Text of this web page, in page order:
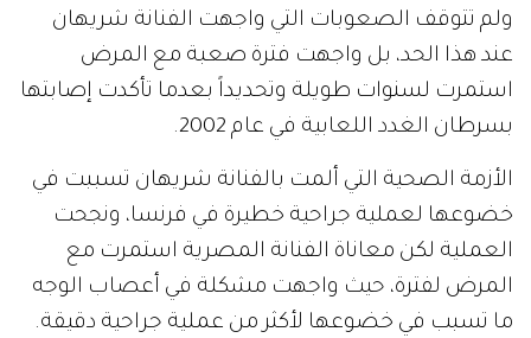
ولم تتوقف الصعوبات التي واجهت الفنانة شريهان
عند هذا الحد، بل واجهت فترة صعبة مع المرض
استمرت لسنوات طويلة وتحديداً بعدما تأكدت إصابتها
بسرطان الغدد اللعابية في عام 2002.
الأزمة الصحية التي ألمت بالفنانة شريهان تسببت في
خضوعها لعملية جراحية خطيرة في فرنسا، ونجحت
العملية لكن معاناة الفنانة المصرية استمرت مع
المرض لفترة، حيث واجهت مشكلة في أعصاب الوجه
ما تسبب في خضوعها لأكثر من عملية جراحية دقيقة.